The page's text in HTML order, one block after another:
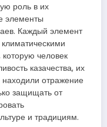
роль в их
элементы
Каждый элемент
человек
казачества, их
отражение
защищать от
и традициям.